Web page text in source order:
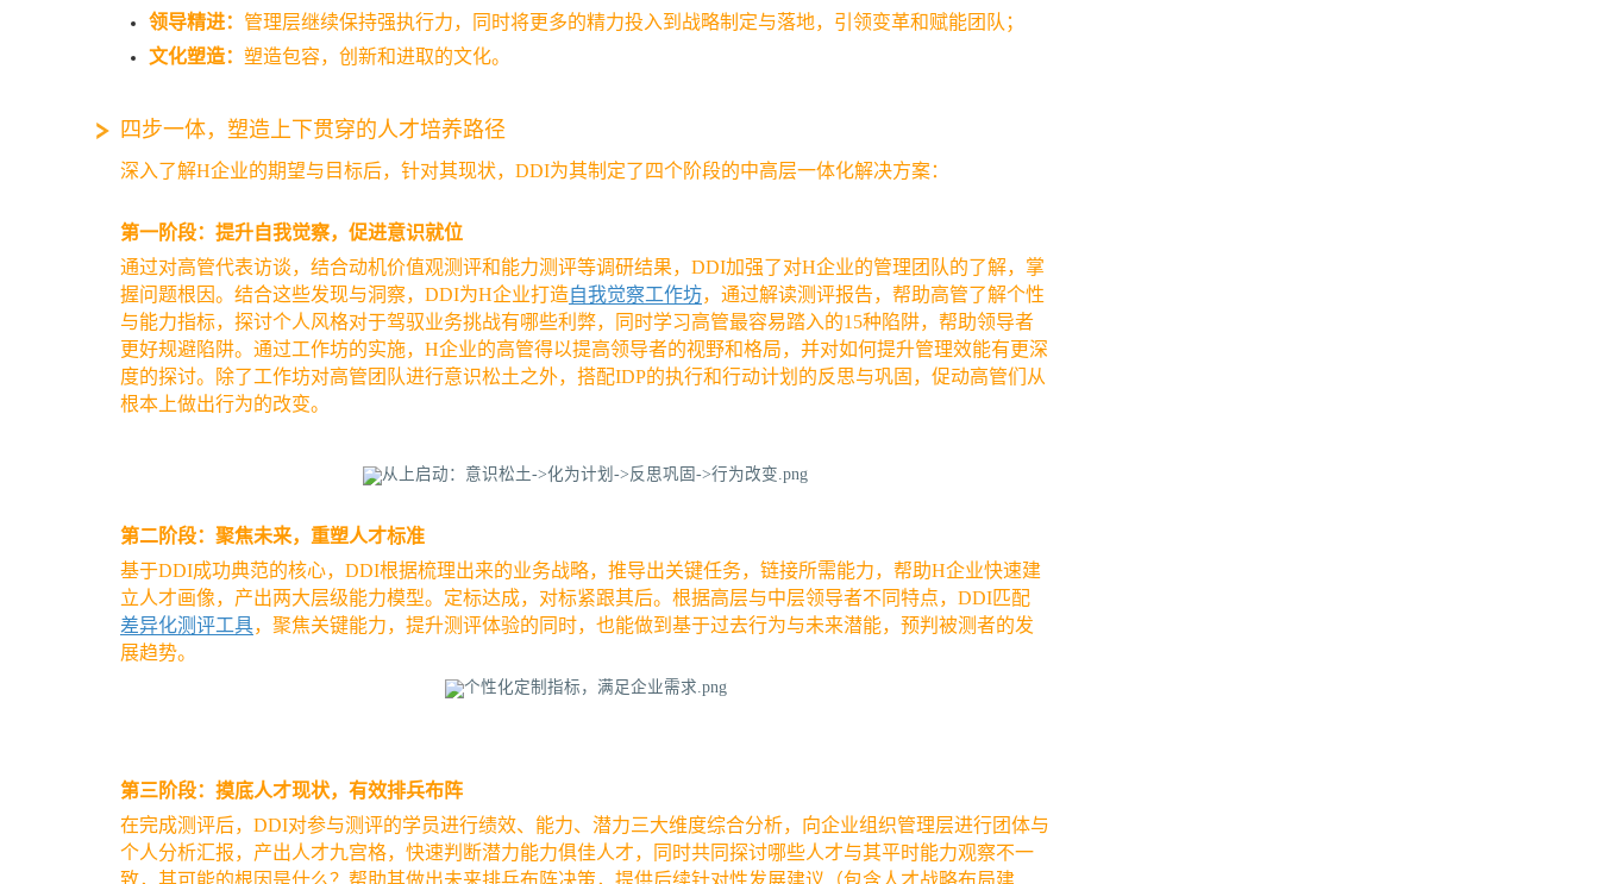
领导精进： 管理层继续保持强执行力，同时将更多的精力投入到战略制定与落地，引领变革和赋能团队；
文化塑造： 塑造包容，创新和进取的文化。
四步一体，塑造上下贯穿的人才培养路径
深入了解H企业的期望与目标后，针对其现状，DDI为其制定了四个阶段的中高层一体化解决方案：
第一阶段：提升自我觉察，促进意识就位
通过对高管代表访谈，结合动机价值观测评和能力测评等调研结果，DDI加强了对H企业的管理团队的了解，掌
握问题根因。结合这些发现与洞察，DDI为H企业打造自我觉察工作坊，通过解读测评报告，帮助高管了解个性
与能力指标，探讨个人风格对于驾驭业务挑战有哪些利弊，同时学习高管最容易踏入的15种陷阱，帮助领导者
更好规避陷阱。通过工作坊的实施，H企业的高管得以提高领导者的视野和格局，并对如何提升管理效能有更深
度的探讨。除了工作坊对高管团队进行意识松土之外，搭配IDP的执行和行动计划的反思与巩固，促动高管们从
根本上做出行为的改变。
第二阶段：聚焦未来，重塑人才标准
基于DDI成功典范的核心，DDI根据梳理出来的业务战略，推导出关键任务，链接所需能力，帮助H企业快速建
立人才画像，产出两大层级能力模型。定标达成，对标紧跟其后。根据高层与中层领导者不同特点，DDI匹配
差异化测评工具，聚焦关键能力，提升测评体验的同时，也能做到基于过去行为与未来潜能，预判被测者的发
展趋势。
第三阶段：摸底人才现状，有效排兵布阵
在完成测评后，DDI对参与测评的学员进行绩效、能力、潜力三大维度综合分析，向企业组织管理层进行团体与
个人分析汇报，产出人才九宫格，快速判断潜力能力俱佳人才，同时共同探讨哪些人才与其平时能力观察不一
致，其可能的根因是什么？帮助其做出未来排兵布阵决策，提供后续针对性发展建议（包含人才战略布局建